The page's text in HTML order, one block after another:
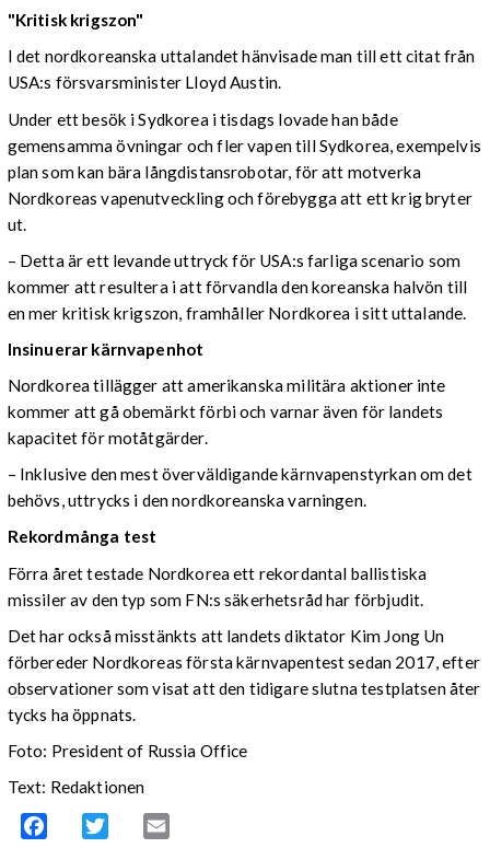
"Kritisk krigszon"
I det nordkoreanska uttalandet hänvisade man till ett citat från
USA:s försvarsminister Lloyd Austin.
Under ett besök i Sydkorea i tisdags lovade han både
gemensamma övningar och fler vapen till Sydkorea, exempelvis
plan som kan bära långdistansrobotar, för att motverka
Nordkoreas vapenutveckling och förebygga att ett krig bryter
ut.
– Detta är ett levande uttryck för USA:s farliga scenario som
kommer att resultera i att förvandla den koreanska halvön till
en mer kritisk krigszon, framhåller Nordkorea i sitt uttalande.
Insinuerar kärnvapenhot
Nordkorea tillägger att amerikanska militära aktioner inte
kommer att gå obemärkt förbi och varnar även för landets
kapacitet för motåtgärder.
– Inklusive den mest överväldigande kärnvapenstyrkan om det
behövs, uttrycks i den nordkoreanska varningen.
Rekordmånga test
Förra året testade Nordkorea ett rekordantal ballistiska
missiler av den typ som FN:s säkerhetsråd har förbjudit.
Det har också misstänkts att landets diktator Kim Jong Un
förbereder Nordkoreas första kärnvapentest sedan 2017, efter
observationer som visat att den tidigare slutna testplatsen åter
tycks ha öppnats.
Foto: President of Russia Office
Text: Redaktionen
Facebook Twitter